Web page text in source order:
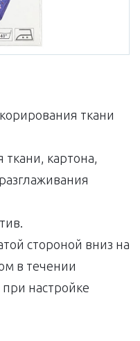
ткани
картона,
стороной вниз на
в течении
настройке